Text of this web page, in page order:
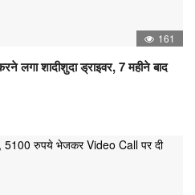
161
लगा शादीशुदा ड्राइवर, 7 महीने बाद